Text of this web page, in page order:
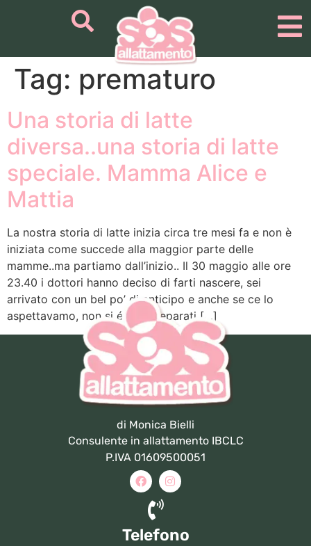
Tag: prematuro
Una storia di latte
diversa..una storia di latte
speciale. Mamma Alice e
Mattia
La nostra storia di latte inizia circa tre mesi fa e non è
iniziata come succede alla maggior parte delle
mamme..ma partiamo dall’inizio.. Il 30 maggio alle ore
23.40 i dottori hanno deciso di farti nascere, sei
arrivato con un bel po’ di anticipo e anche se ce lo
aspettavamo, non si é mai preparati […]
di Monica Bielli
Consulente in allattamento IBCLC
P.IVA 01609500051
Telefono